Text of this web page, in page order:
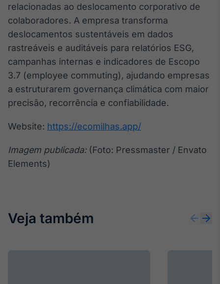
relacionadas ao deslocamento corporativo de
colaboradores. A empresa transforma
deslocamentos sustentáveis em dados
rastreáveis e auditáveis para relatórios ESG,
campanhas internas e indicadores de Escopo
3.7 (employee commuting), ajudando empresas
a estruturarem governança climática com maior
precisão, recorrência e confiabilidade.
Website: https://ecomilhas.app/
Imagem publicada:(Foto: Pressmaster / Envato
Elements)
Veja também